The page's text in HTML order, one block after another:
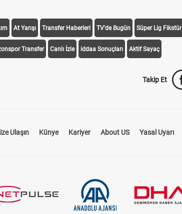
At Yarışı Transfer Haberleri TV'de Bugün Süper Lig Fikstür
Transfer Canlı İzle iddaa Sonuçları Aktif Sayaç
Takip Et
Ulaşın Künye Kariyer About US Yasal Uyarı